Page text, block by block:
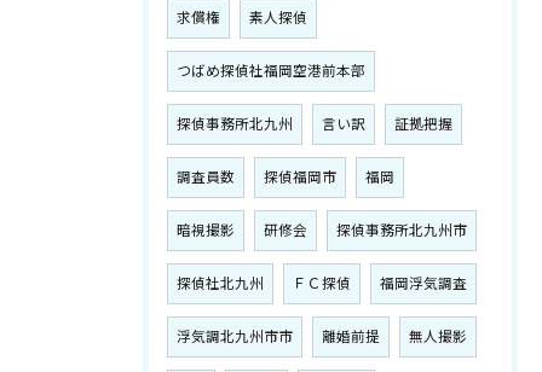
求償権 素人探偵
つばめ探偵社福岡空港前本部
探偵事務所北九州 言い訳 証拠把握
調査員数 探偵福岡市 福岡
暗視撮影 研修会 探偵事務所北九州市
探偵社北九州 ＦＣ探偵 福岡浮気調査
浮気調北九州市市 離婚前提 無人撮影